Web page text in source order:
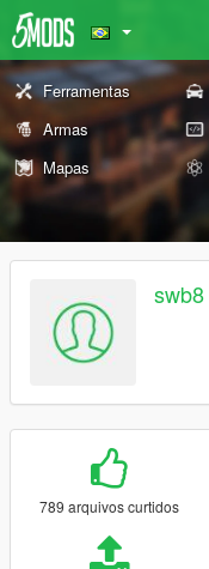
Ferramentas
Armas
Mapas
swb8
789 arquivos curtidos